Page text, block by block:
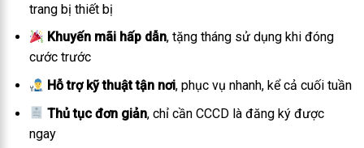
trang bị thiết bị
Khuyến mãi hấp dẫn, tặng tháng sử dụng khi đóng
cước trước
Hỗ trợ kỹ thuật tận nơi, phục vụ nhanh, kể cả cuối tuần
Thủ tục đơn giản, chỉ cần CCCD là đăng ký được
ngay